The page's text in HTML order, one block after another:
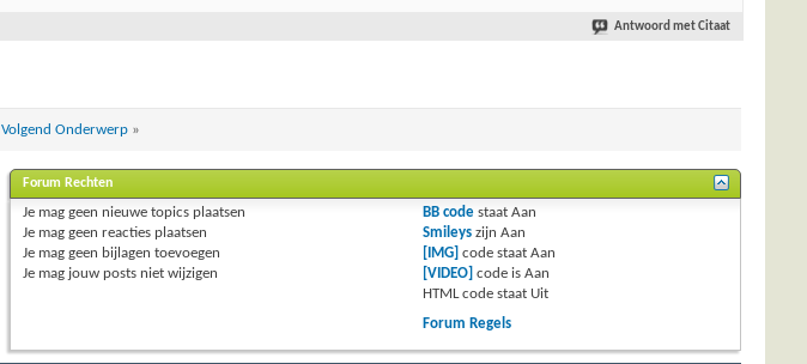
Antwoord met Citaat
Volgend Onderwerp »
Forum Rechten
Je mag geen nieuwe topics plaatsen
Je mag geen reacties plaatsen
Je mag geen bijlagen toevoegen
Je mag jouw posts niet wijzigen
BB code staatAan
Smileys zijnAan
[IMG] code staatAan
[VIDEO] code isAan
HTML code staat Uit
Forum Regels